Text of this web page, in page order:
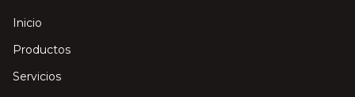
Inicio
Productos
Servicios